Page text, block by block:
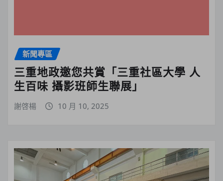
新聞專區
三重地政邀您共賞「三重社區大學 人
生百味 攝影班師生聯展」
謝啓楊 10 月 10, 2025